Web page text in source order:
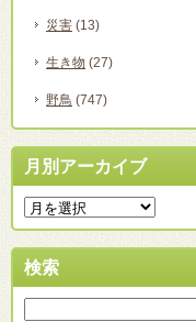
災害 (13)
生き物 (27)
野鳥 (747)
月別アーカイブ
検索